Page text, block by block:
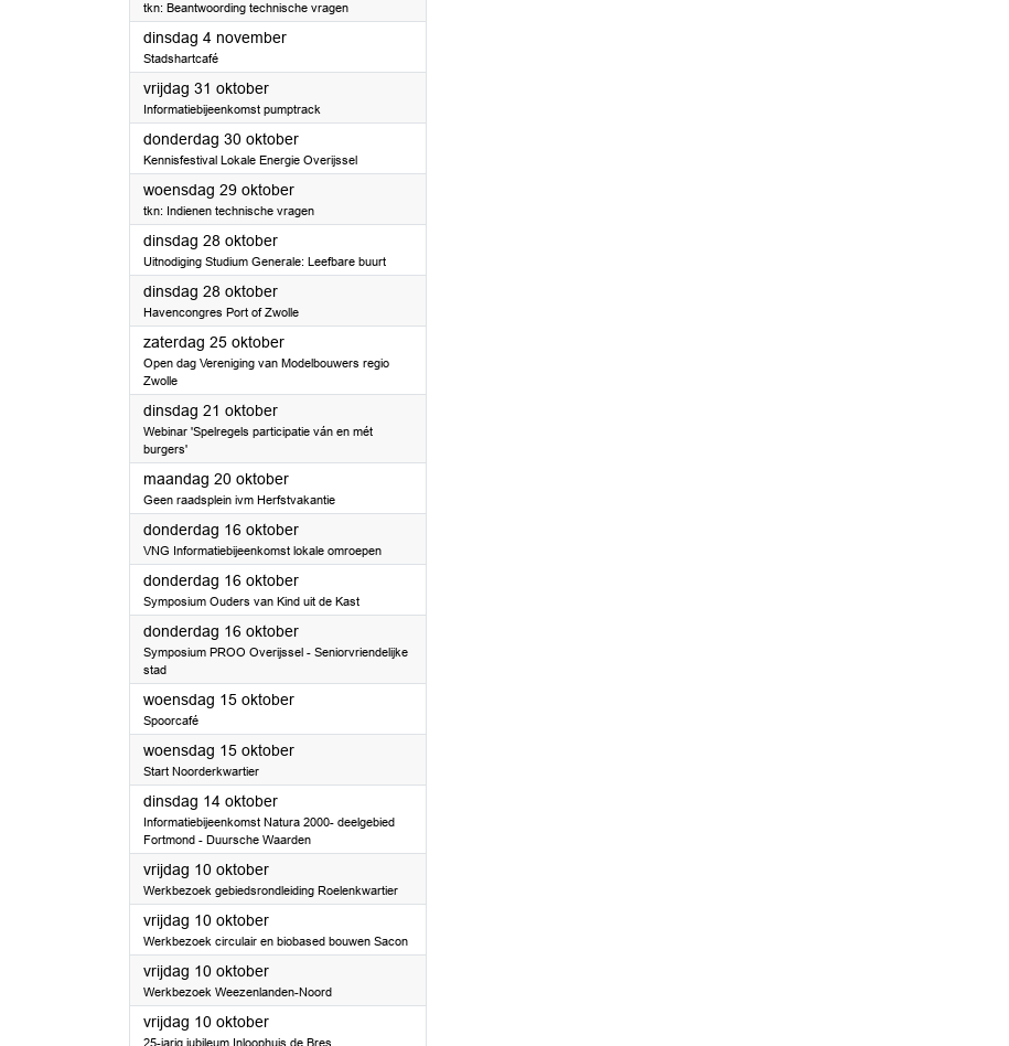
tkn: Beantwoording technische vragen
dinsdag 4 november2025
Stadshartcafé
vrijdag 31 oktober2025
Informatiebijeenkomst pumptrack
donderdag 30 oktober2025
Kennisfestival Lokale Energie Overijssel
woensdag 29 oktober2025
tkn: Indienen technische vragen
dinsdag 28 oktober2025
Uitnodiging Studium Generale: Leefbare buurt
dinsdag 28 oktober2025
Havencongres Port of Zwolle
zaterdag 25 oktober2025
Open dag Vereniging van Modelbouwers regio
Zwolle
dinsdag 21 oktober2025
Webinar 'Spelregels participatie ván en mét
burgers'
maandag 20 oktober2025
Geen raadsplein ivm Herfstvakantie
donderdag 16 oktober2025
VNG Informatiebijeenkomst lokale omroepen
donderdag 16 oktober2025
Symposium Ouders van Kind uit de Kast
donderdag 16 oktober2025
Symposium PROO Overijssel - Seniorvriendelijke
stad
woensdag 15 oktober2025
Spoorcafé
woensdag 15 oktober2025
Start Noorderkwartier
dinsdag 14 oktober2025
Informatiebijeenkomst Natura 2000- deelgebied
Fortmond - Duursche Waarden
vrijdag 10 oktober2025
Werkbezoek gebiedsrondleiding Roelenkwartier
vrijdag 10 oktober2025
Werkbezoek circulair en biobased bouwen Sacon
vrijdag 10 oktober2025
Werkbezoek Weezenlanden-Noord
vrijdag 10 oktober2025
25-jarig jubileum Inloophuis de Bres